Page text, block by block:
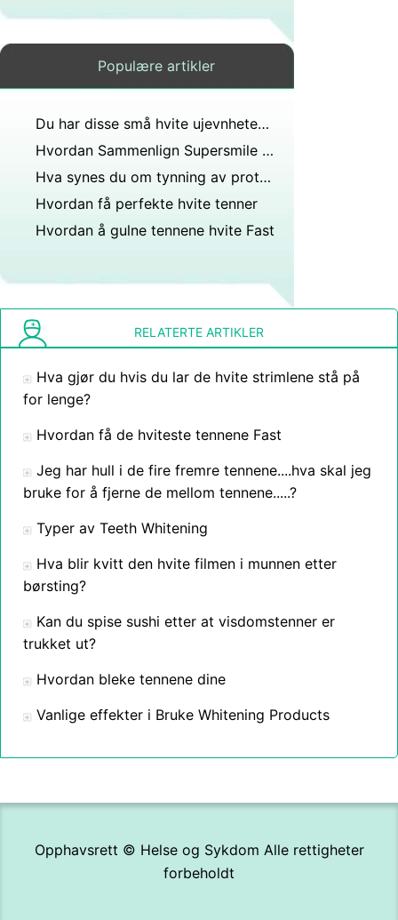
Populære artikler
Du har disse små hvite ujevnhetene på innsiden av tannlegen på underleppen din fortalt at du er normal og at alle har dem. Men har fått eller i det minste lagt merke til alle en gang.
Hvordan Sammenlign Supersmile til GoSmile
Hva synes du om tynning av proteseplate og små hull?
Hvordan få perfekte hvite tenner
Hvordan å gulne tennene hvite Fast
RELATERTE ARTIKLER
Hva gjør du hvis du lar de hvite strimlene stå på
for lenge?
Hvordan få de hviteste tennene Fast
Jeg har hull i de fire fremre tennene....hva skal jeg
bruke for å fjerne de mellom tennene.....?
Typer av Teeth Whitening
Hva blir kvitt den hvite filmen i munnen etter
børsting?
Kan du spise sushi etter at visdomstenner er
trukket ut?
Hvordan bleke tennene dine
Vanlige effekter i Bruke Whitening Products
Opphavsrett © Helse og Sykdom Alle rettigheter
forbeholdt